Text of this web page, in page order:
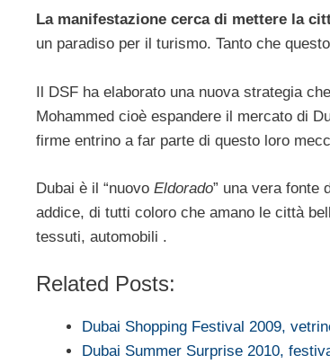
La manifestazione cerca di mettere la
un paradiso per il turismo. Tanto che
Il DSF ha elaborato una nuova strategia
Mohammed cioè espandere il mercato di
firme entrino a far parte di questo loro
Dubai è il “nuovo Eldorado” una vera fonte
addice, di tutti coloro che amano le città
tessuti, automobili .
Related Posts:
Dubai Shopping Festival 2009,
Dubai Summer Surprise 2010,